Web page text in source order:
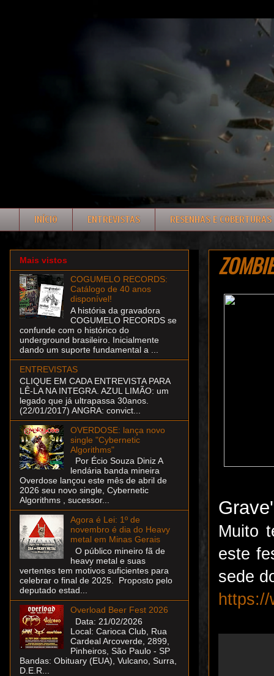
INÍCIO ENTREVISTAS RESENHAS E COBERTURAS
Muito
este
sede
Mais vistos
COGUMELO RECORDS:
Catálogo de 40 anos
disponível!
A história da gravadora
COGUMELO RECORDS se
confunde com o histórico do
underground brasileiro. Inicialmente
dando um suporte fundamental a ...
ENTREVISTAS
CLIQUE EM CADA ENTREVISTA PARA
LÊ-LA NA INTEGRA. AZUL LIMÃO: um
legado que já ultrapassa 30anos.
(22/01/2017) ANGRA: convict...
OVERDOSE: lança novo
single "Cybernetic
Algorithms"
Por Écio Souza Diniz A
lendária banda mineira
Overdose lançou este mês de abril de
2026 seu novo single, Cybernetic
Algorithms , sucessor...
Agora é Lei: 1º de
novembro é dia do Heavy
metal em Minas Gerais
O público mineiro fã de
heavy metal e suas
vertentes tem motivos suficientes para
celebrar o final de 2025. Proposto pelo
deputado estad...
Overload Beer Fest 2026
Data: 21/02/2026
Local: Carioca Club, Rua
Cardeal Arcoverde, 2899,
Pinheiros, São Paulo - SP
Bandas: Obituary (EUA), Vulcano, Surra,
D.E.R...